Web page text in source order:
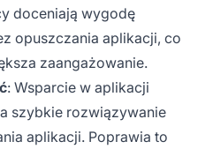
doceniają wygodę
opuszczania aplikacji, co
zaangażowanie.
: Wsparcie w aplikacji
szybkie rozwiązywanie
aplikacji. Poprawia to